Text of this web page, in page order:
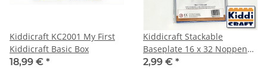
Kiddicraft KC2001 My First
Kiddicraft Basic Box
18,99 € *
Kiddicraft Stackable
Baseplate 16 x 32 Noppen
(12,7 x 25,5cm) Blau
2,99 € *